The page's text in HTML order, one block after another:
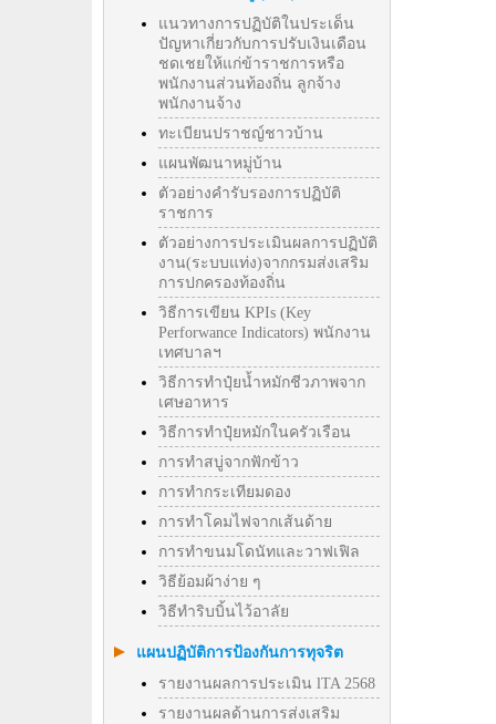
แนวทางการปฏิบัติในประเด็น
ปัญหาเกี่ยวกับการปรับเงินเดือน
ชดเชยให้แก่ข้าราชการหรือ
พนักงานส่วนท้องถิ่น ลูกจ้าง
พนักงานจ้าง
ทะเบียนปราชญ์ชาวบ้าน
แผนพัฒนาหมู่บ้าน
ตัวอย่างคำรับรองการปฏิบัติ
ราชการ
ตัวอย่างการประเมินผลการปฏิบัติ
งาน(ระบบแท่ง)จากกรมส่งเสริม
การปกครองท้องถิ่น
วิธีการเขียน KPIs (Key
Perforwance Indicators) พนักงาน
เทศบาลฯ
วิธีการทำปุ๋ยน้ำหมักชีวภาพจาก
เศษอาหาร
วิธีการทำปุ๋ยหมักในครัวเรือน
การทำสบู่จากฟักข้าว
การทำกระเทียมดอง
การทำโคมไฟจากเส้นด้าย
การทำขนมโดนัทและวาฟเฟิล
วิธีย้อมผ้าง่าย ๆ
วิธีทําริบบิ้นไว้อาลัย
แผนปฏิบัติการป้องกันการทุจริต
รายงานผลการประเมิน lTA 2568
รายงานผลด้านการส่งเสริม